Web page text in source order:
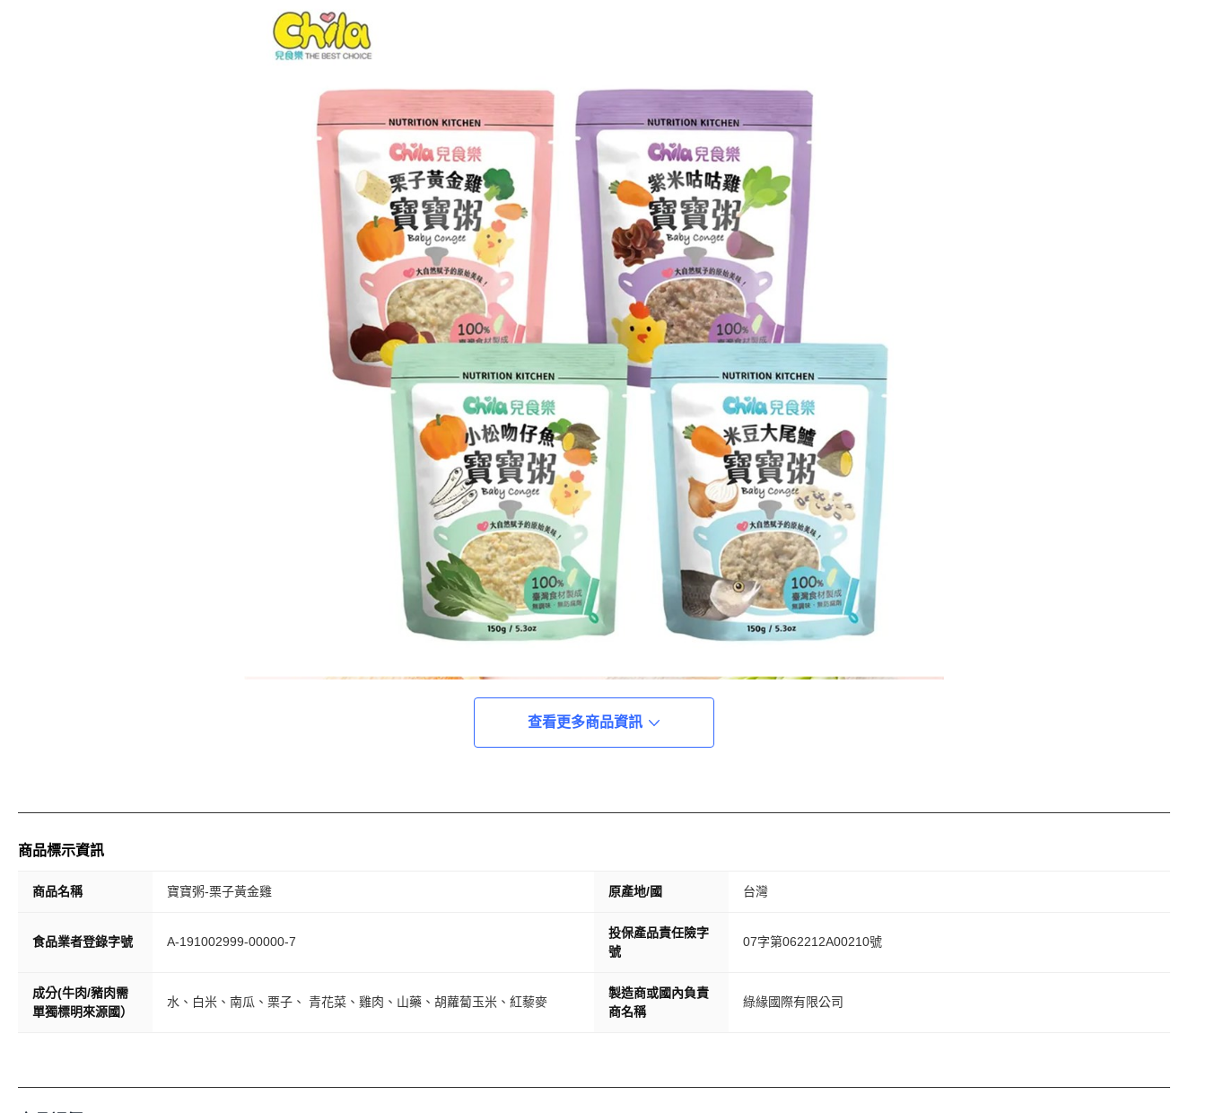
查看更多商品資訊
商品標示資訊
商品名稱 寶寶粥-栗子黃金雞 原產地/國 台灣
食品業者登錄字號 A-191002999-00000-7
投保產品責任險字
號
07字第062212A00210號
成分(牛肉/豬肉需
單獨標明來源國）
水、白米、南瓜、栗子、 青花菜、雞肉、山藥、胡蘿蔔玉米、紅藜麥
製造商或國內負責
商名稱
綠緣國際有限公司